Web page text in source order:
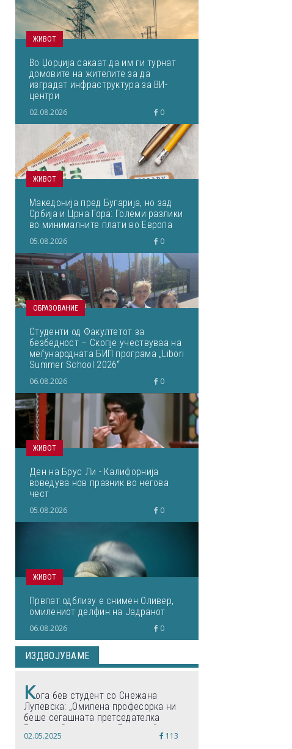
ЖИВОТ
Во Џорџија сакаат да им ги турнат
домовите на жителите за да
изградат инфраструктура за ВИ-
центри
02.08.2026 0
ЖИВОТ
Македонија пред Бугарија, но зад
Србија и Црна Гора: Големи разлики
во минималните плати во Европа
05.08.2026 0
ОБРАЗОВАНИЕ
Студенти од Факултетот за
безбедност – Скопје учествуваа на
меѓународната БИП програма „Libori
Summer School 2026“
06.08.2026 0
ЖИВОТ
Ден на Брус Ли - Калифорнија
воведува нов празник во негова
чест
05.08.2026 0
ЖИВОТ
Првпат одблизу е снимен Оливер,
омилениот делфин на Јадранот
06.08.2026 0
ИЗДВОЈУВАМЕ
Кога бев студент со Снежана
Лупевска: „Омилена професорка ни
беше сегашната претседателка
Гордана Сиљановска-Давкова“
02.05.2025 113